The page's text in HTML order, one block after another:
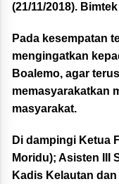
(21/11/2018).
Pada kesempatan
mengingatkan
Boalemo, agar
memasyarakatkan
masyarakat.
Di dampingi Ketua
Moridu); Asisten III
Kadis Kelautan